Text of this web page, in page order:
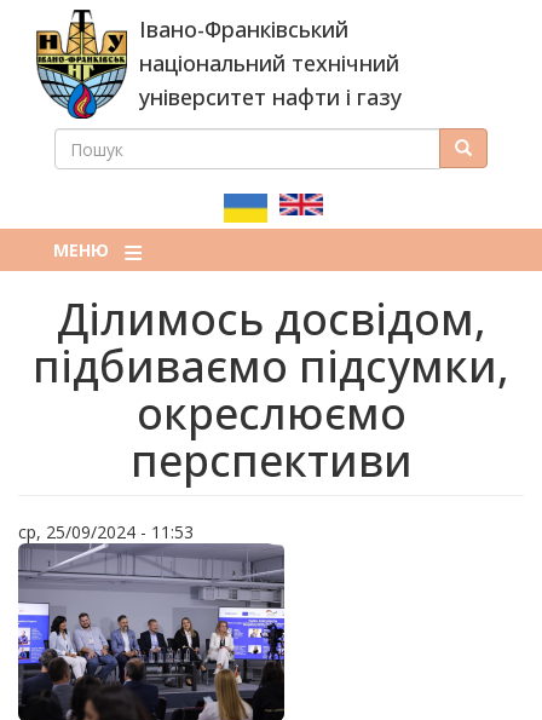
основного
вмісту
Івано-Франківський
національний технічний
університет нафти і газу
ПОШУКОВА
ПОШУК Пошук
МЕНЮ
Ділимось досвідом,
підбиваємо підсумки,
окреслюємо
перспективи
ср, 25/09/2024 - 11:53